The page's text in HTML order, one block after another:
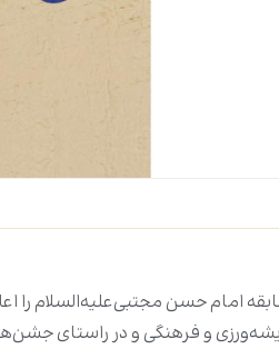
امام حسن مجتبى‌علیه‌السلام را
و فرهنگى و در راستای